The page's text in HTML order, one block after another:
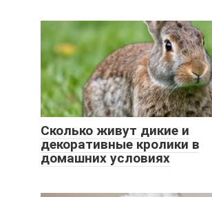
Сколько живут дикие и
декоративные кролики в
домашних условиях